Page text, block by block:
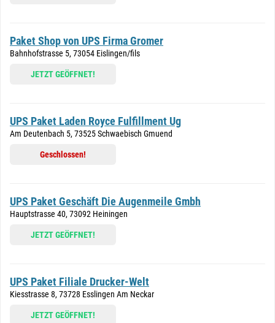
Paket Shop von UPS Firma Gromer
Bahnhofstrasse 5, 73054 Eislingen/fils
JETZT GEÖFFNET!
UPS Paket Laden Royce Fulfillment Ug
Am Deutenbach 5, 73525 Schwaebisch Gmuend
Geschlossen!
UPS Paket Geschäft Die Augenmeile Gmbh
Hauptstrasse 40, 73092 Heiningen
JETZT GEÖFFNET!
UPS Paket Filiale Drucker-Welt
Kiesstrasse 8, 73728 Esslingen Am Neckar
JETZT GEÖFFNET!